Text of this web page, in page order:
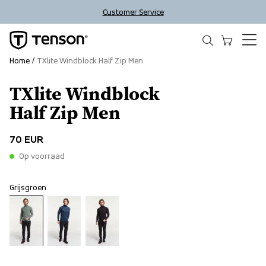
Customer Service
TXlite Windblock
Half Zip Men
70 EUR
Op voorraad
Grijsgroen
Home TXlite Windblock Half Zip Men